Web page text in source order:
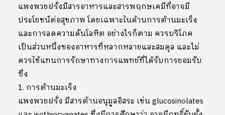
แพงพวยฝรั่งมีสารอาหารและสารพฤกษเคมีที่อาจมี
ประโยชน์ต่อสุขภาพ โดยเฉพาะในด้านการต้านมะเร็ง
และการลดความดันโลหิต อย่างไรก็ตาม ควรบริโภค
เป็นส่วนหนึ่งของอาหารที่หลากหลายและสมดุล และไม่
ควรใช้แทนการรักษาทางการแพทย์ที่ได้รับการยอมรับ
ซึ่ง
1. การต้านมะเร็ง
แพงพวยฝรั่ง มีสารต้านอนุมูลอิสระ เช่น glucosinolates